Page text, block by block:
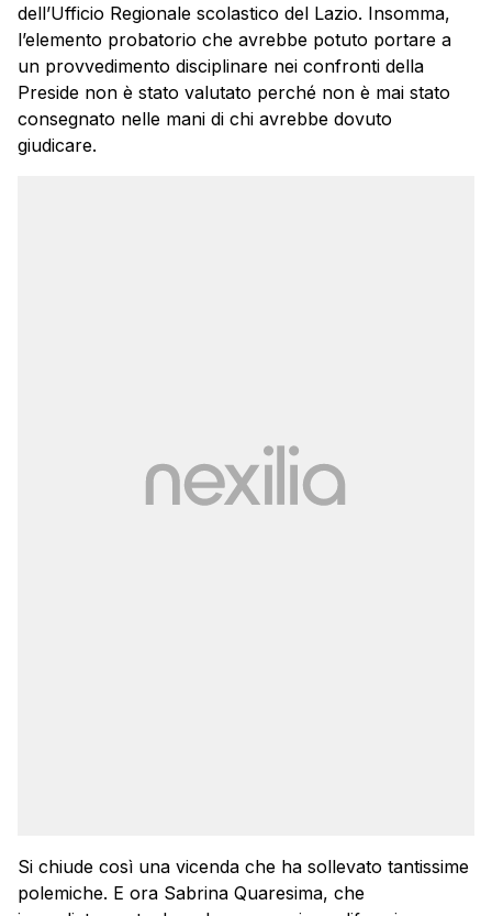
dell’Ufficio Regionale scolastico del Lazio. Insomma,
l’elemento probatorio che avrebbe potuto portare a
un provvedimento disciplinare nei confronti della
Preside non è stato valutato perché non è mai stato
consegnato nelle mani di chi avrebbe dovuto
giudicare.
Si chiude così una vicenda che ha sollevato tantissime
polemiche. E ora Sabrina Quaresima, che